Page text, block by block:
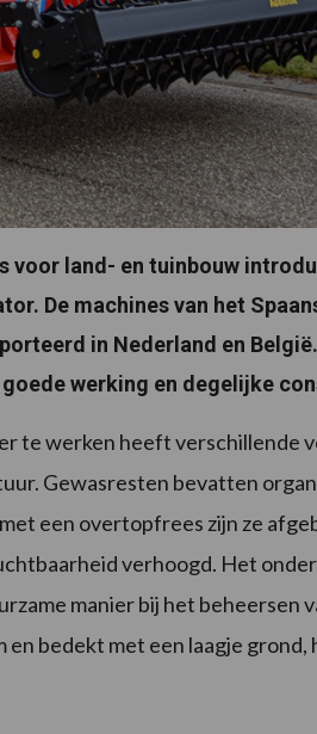
voor land- en tuinbouw
De machines van het
in Nederland en
werking en degelijke
te werken heeft verschillende
Gewasresten bevatten
een overtopfrees zijn ze
verhoogd. Het
manier bij het beheersen
bedekt met een laagje grond,